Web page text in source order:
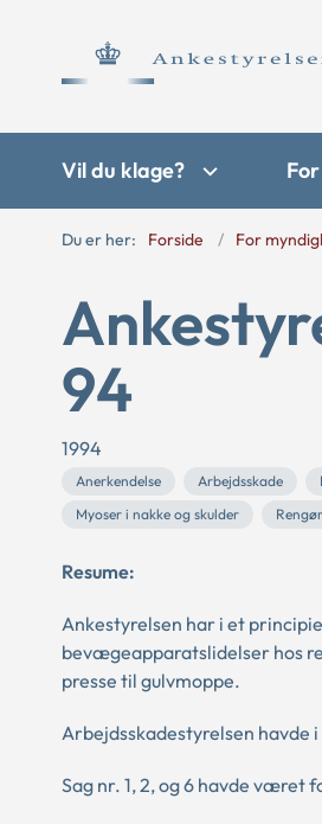
Vil du klage?
Du er her: Forside For
94
1994
Anerkendelse Arbejdsskade
Myoser i nakke og skulder
Resume:
Ankestyrelsen har i et
bevægeapparatslidelser hos
presse til gulvmoppe.
Arbejdsskadestyrelsen havde
Sag nr. 1, 2, og 6 havde været